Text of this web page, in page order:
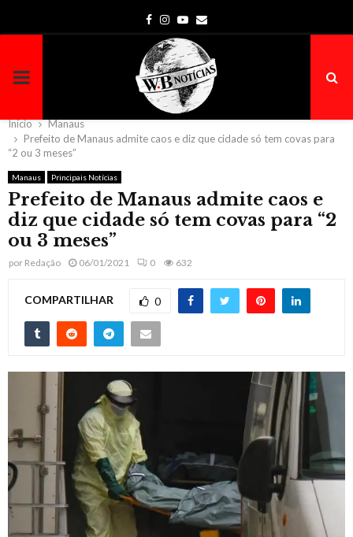
Facebook
Instagram
Youtube
Email
PRIMARY
MENU
Início
Manaus
Prefeito de Manaus admite caos e diz que cidade só tem covas para
“2 ou 3 meses”
Manaus Principais Notícias
Prefeito de Manaus admite caos e
diz que cidade só tem covas para “2
ou 3 meses”
por Redação 06/01/2021 0 632
COMPARTILHAR 0